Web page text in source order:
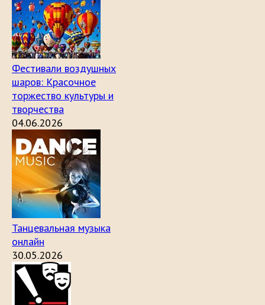
Фестивали воздушных
шаров: Красочное
торжество культуры и
творчества
04.06.2026
Танцевальная музыка
онлайн
30.05.2026